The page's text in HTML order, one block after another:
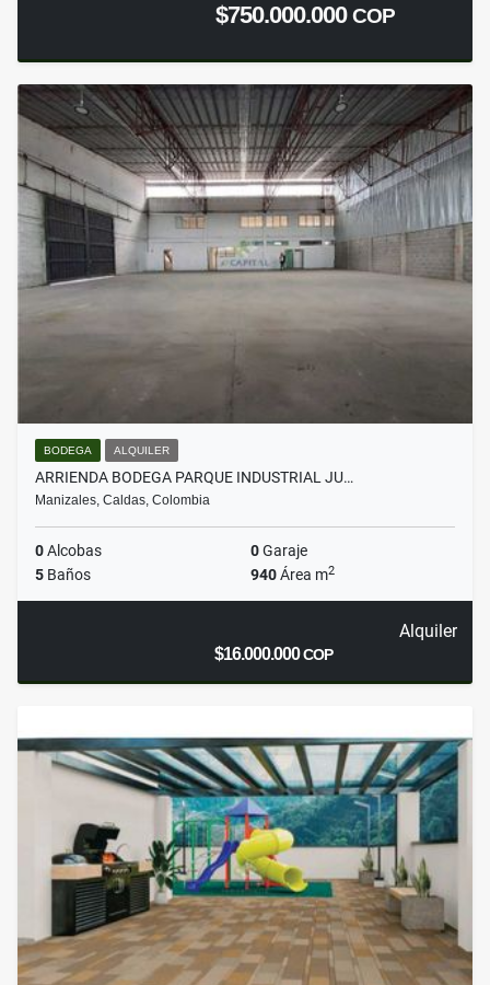
$750.000.000COP
BODEGA ALQUILER
ARRIENDA BODEGA PARQUE INDUSTRIAL JU…
Manizales, Caldas, Colombia
0Alcobas 0Garaje
5 Baños 940Área m2
Alquiler
$16.000.000COP